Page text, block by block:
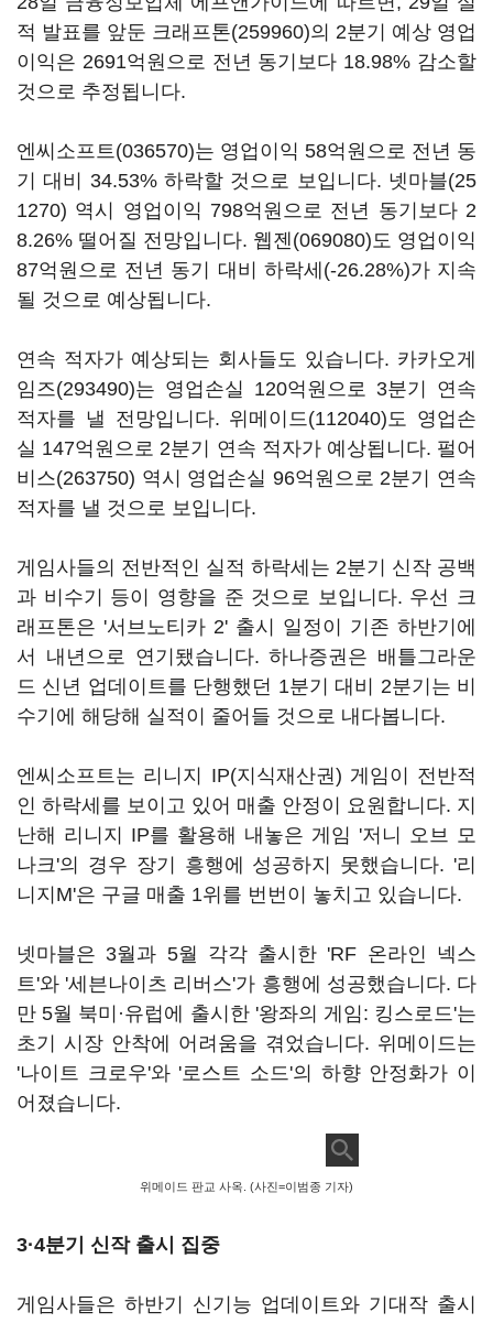
적 발표를 앞둔 크래프톤(259960)의 2분기 예상 영업
이익은 2691억원으로 전년 동기보다 18.98% 감소할
것으로 추정됩니다.
엔씨소프트(036570)는 영업이익 58억원으로 전년 동
기 대비 34.53% 하락할 것으로 보입니다. 넷마블(25
1270) 역시 영업이익 798억원으로 전년 동기보다 2
8.26% 떨어질 전망입니다. 웹젠(069080)도 영업이익
87억원으로 전년 동기 대비 하락세(-26.28%)가 지속
될 것으로 예상됩니다.
연속 적자가 예상되는 회사들도 있습니다. 카카오게
임즈(293490)는 영업손실 120억원으로 3분기 연속
적자를 낼 전망입니다. 위메이드(112040)도 영업손
실 147억원으로 2분기 연속 적자가 예상됩니다. 펄어
비스(263750) 역시 영업손실 96억원으로 2분기 연속
적자를 낼 것으로 보입니다.
게임사들의 전반적인 실적 하락세는 2분기 신작 공백
과 비수기 등이 영향을 준 것으로 보입니다. 우선 크
래프톤은 '서브노티카 2' 출시 일정이 기존 하반기에
서 내년으로 연기됐습니다. 하나증권은 배틀그라운
드 신년 업데이트를 단행했던 1분기 대비 2분기는 비
수기에 해당해 실적이 줄어들 것으로 내다봅니다.
엔씨소프트는 리니지 IP(지식재산권) 게임이 전반적
인 하락세를 보이고 있어 매출 안정이 요원합니다. 지
난해 리니지 IP를 활용해 내놓은 게임 '저니 오브 모
나크'의 경우 장기 흥행에 성공하지 못했습니다. '리
니지M'은 구글 매출 1위를 번번이 놓치고 있습니다.
넷마블은 3월과 5월 각각 출시한 'RF 온라인 넥스
트'와 '세븐나이츠 리버스'가 흥행에 성공했습니다. 다
만 5월 북미·유럽에 출시한 '왕좌의 게임: 킹스로드'는
초기 시장 안착에 어려움을 겪었습니다. 위메이드는
'나이트 크로우'와 '로스트 소드'의 하향 안정화가 이
어졌습니다.
위메이드 판교 사옥. (사진=이범종 기자)
3·4분기 신작 출시 집중
게임사들은 하반기 신기능 업데이트와 기대작 출시